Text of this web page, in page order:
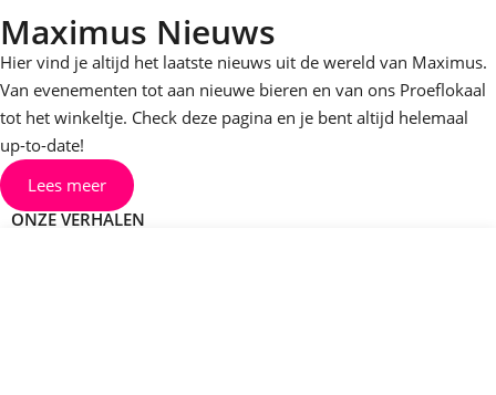
Maximus Nieuws
Hier vind je altijd het laatste nieuws uit de wereld van Maximus.
Van evenementen tot aan nieuwe bieren en van ons Proeflokaal
tot het winkeltje. Check deze pagina en je bent altijd helemaal
up-to-date!
Lees meer
ONZE VERHALEN